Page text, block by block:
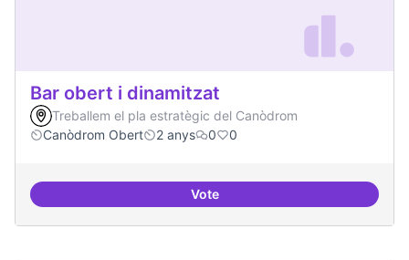
Bar obert i dinamitzat
Treballem el pla estratègic del Canòdrom
Canòdrom Obert
2 anys 0 0
VoteBar obert i dinamitzat